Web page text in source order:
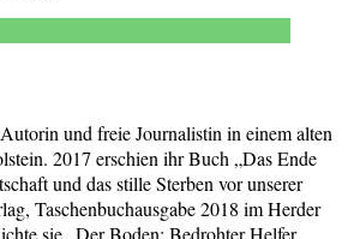
und freie Journalistin in einem alten
2017 erschien ihr Buch „Das Ende
und das stille Sterben vor unserer
Taschenbuchausgabe 2018 im Herder